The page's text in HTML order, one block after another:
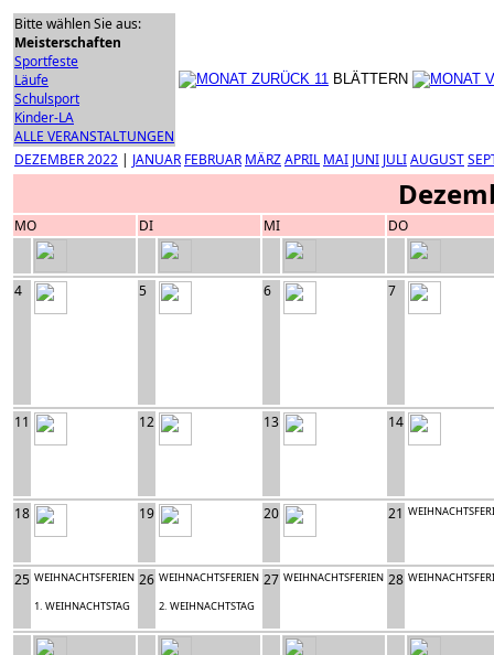
Bitte wählen Sie aus:
Meisterschaften
Sportfeste
Läufe
Schulsport
Kinder-LA
ALLE VERANSTALTUNGEN
BLÄTTERN
DEZEMBER 2022 | JANUAR FEBRUAR MÄRZAPRIL MAI JUNI JULIAUGUST
MO DI MI DO
4 5 6 7
11 12 13 14
18 19 20 21
25 WEIHNACHTSFERIEN
1. WEIHNACHTSTAG
26 WEIHNACHTSFERIEN
2. WEIHNACHTSTAG
27 WEIHNACHTSFERIEN 28